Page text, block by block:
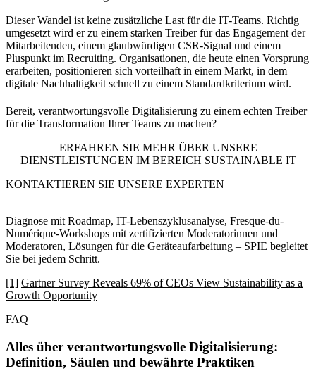
Dieser Wandel ist keine zusätzliche Last für die IT-Teams. Richtig
umgesetzt wird er zu einem starken Treiber für das Engagement der
Mitarbeitenden, einem glaubwürdigen CSR-Signal und einem
Pluspunkt im Recruiting. Organisationen, die heute einen Vorsprung
erarbeiten, positionieren sich vorteilhaft in einem Markt, in dem
digitale Nachhaltigkeit schnell zu einem Standardkriterium wird.
Bereit, verantwortungsvolle Digitalisierung zu einem echten Treiber
für die Transformation Ihrer Teams zu machen?
ERFAHREN SIE MEHR ÜBER UNSERE
DIENSTLEISTUNGEN IM BEREICH SUSTAINABLE IT
KONTAKTIEREN SIE UNSERE EXPERTEN
Diagnose mit Roadmap, IT-Lebenszyklusanalyse, Fresque-du-
Numérique-Workshops mit zertifizierten Moderatorinnen und
Moderatoren, Lösungen für die Geräteaufarbeitung – SPIE begleitet
Sie bei jedem Schritt.
[1] Gartner Survey Reveals 69% of CEOs View Sustainability as a
Growth Opportunity
FAQ
Alles über verantwortungsvolle Digitalisierung:
Definition, Säulen und bewährte Praktiken